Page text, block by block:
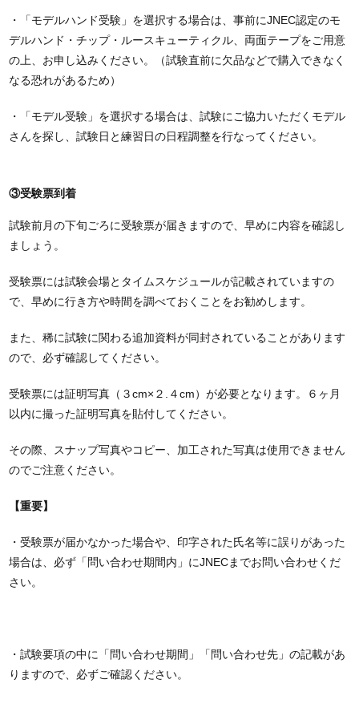
・「モデルハンド受験」を選択する場合は、事前にJNEC認定のモ
デルハンド・チップ・ルースキューティクル、両面テープをご用意
の上、お申し込みください。（試験直前に欠品などで購入できなく
なる恐れがあるため）
・「モデル受験」を選択する場合は、試験にご協力いただくモデル
さんを探し、試験日と練習日の日程調整を行なってください。
③受験票到着
試験前月の下旬ごろに受験票が届きますので、早めに内容を確認し
ましょう。
受験票には試験会場とタイムスケジュールが記載されていますの
で、早めに行き方や時間を調べておくことをお勧めします。
また、稀に試験に関わる追加資料が同封されていることがあります
ので、必ず確認してください。
受験票には証明写真（３cm×２.４cm）が必要となります。６ヶ月
以内に撮った証明写真を貼付してください。
その際、スナップ写真やコピー、加工された写真は使用できません
のでご注意ください。
【重要】
・受験票が届かなかった場合や、印字された氏名等に誤りがあった
場合は、必ず「問い合わせ期間内」にJNECまでお問い合わせくだ
さい。
・試験要項の中に「問い合わせ期間」「問い合わせ先」の記載があ
りますので、必ずご確認ください。